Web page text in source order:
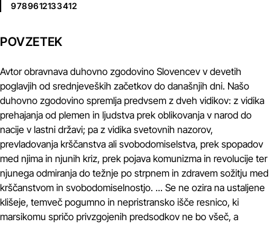
9789612133412
POVZETEK
Avtor obravnava duhovno zgodovino Slovencev v devetih
poglavjih od srednjeveških začetkov do današnjih dni. Našo
duhovno zgodovino spremlja predvsem z dveh vidikov: z vidika
prehajanja od plemen in ljudstva prek oblikovanja v narod do
nacije v lastni državi; pa z vidika svetovnih nazorov,
prevladovanja krščanstva ali svobodomiselstva, prek spopadov
med njima in njunih kriz, prek pojava komunizma in revolucije ter
njunega odmiranja do težnje po strpnem in zdravem sožitju med
krščanstvom in svobodomiselnostjo. ... Se ne ozira na ustaljene
klišeje, temveč pogumno in nepristransko išče resnico, ki
marsikomu spričo privzgojenih predsodkov ne bo všeč, a